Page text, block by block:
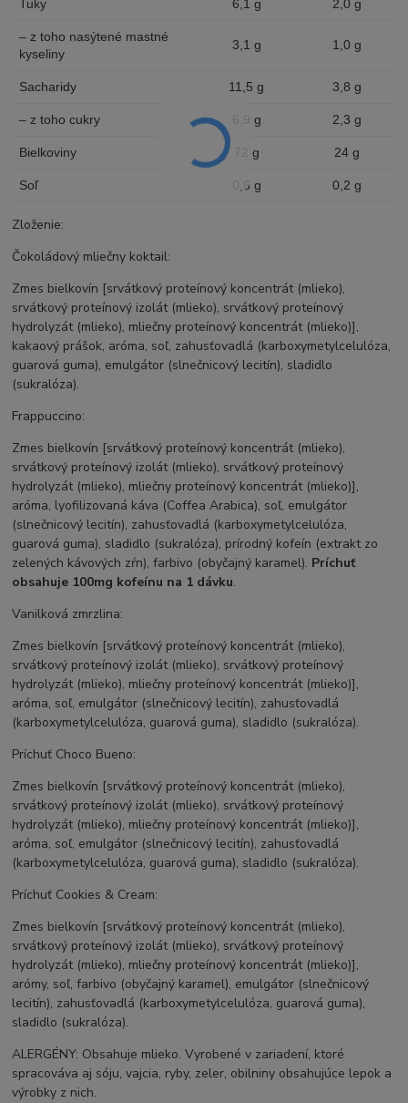
Tuky 6,1 g 2,0 g
– z toho nasýtené mastné
kyseliny
3,1 g 1,0 g
Sacharidy 11,5 g 3,8 g
– z toho cukry 6,9 g 2,3 g
Bielkoviny 72 g 24 g
Soľ 0,6 g 0,2 g
Zloženie:
Čokoládový mliečny koktail:
Zmes bielkovín [srvátkový proteínový koncentrát (mlieko),
srvátkový proteínový izolát (mlieko), srvátkový proteínový
hydrolyzát (mlieko), mliečny proteínový koncentrát (mlieko)],
kakaový prášok, aróma, soľ, zahusťovadlá (karboxymetylcelulóza,
guarová guma), emulgátor (slnečnicový lecitín), sladidlo
(sukralóza).
Frappuccino:
Zmes bielkovín [srvátkový proteínový koncentrát (mlieko),
srvátkový proteínový izolát (mlieko), srvátkový proteínový
hydrolyzát (mlieko), mliečny proteínový koncentrát (mlieko)],
aróma, lyofilizovaná káva (Coffea Arabica), soľ, emulgátor
(slnečnicový lecitín), zahusťovadlá (karboxymetylcelulóza,
guarová guma), sladidlo (sukralóza), prírodný kofeín (extrakt zo
zelených kávových zŕn), farbivo (obyčajný karamel). Príchuť
obsahuje 100mg kofeínu na 1 dávku.
Vanilková zmrzlina:
Zmes bielkovín [srvátkový proteínový koncentrát (mlieko),
srvátkový proteínový izolát (mlieko), srvátkový proteínový
hydrolyzát (mlieko), mliečny proteínový koncentrát (mlieko)],
aróma, soľ, emulgátor (slnečnicový lecitín), zahusťovadlá
(karboxymetylcelulóza, guarová guma), sladidlo (sukralóza).
Príchuť Choco Bueno:
Zmes bielkovín [srvátkový proteínový koncentrát (mlieko),
srvátkový proteínový izolát (mlieko), srvátkový proteínový
hydrolyzát (mlieko), mliečny proteínový koncentrát (mlieko)],
aróma, soľ, emulgátor (slnečnicový lecitín), zahusťovadlá
(karboxymetylcelulóza, guarová guma), sladidlo (sukralóza).
Príchuť Cookies & Cream:
Zmes bielkovín [srvátkový proteínový koncentrát (mlieko),
srvátkový proteínový izolát (mlieko), srvátkový proteínový
hydrolyzát (mlieko), mliečny proteínový koncentrát (mlieko)],
arómy, soľ, farbivo (obyčajný karamel), emulgátor (slnečnicový
lecitín), zahusťovadlá (karboxymetylcelulóza, guarová guma),
sladidlo (sukralóza).
ALERGÉNY: Obsahuje mlieko. Vyrobené v zariadení, ktoré
spracováva aj sóju, vajcia, ryby, zeler, obilniny obsahujúce lepok a
výrobky z nich.